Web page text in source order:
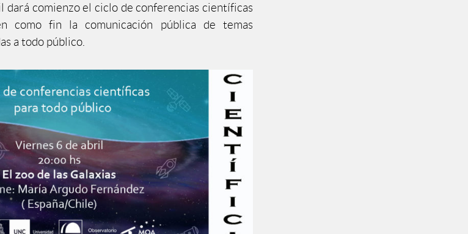
dará comienzo el ciclo de conferencias científicas
como fin la comunicación pública de temas
a todo público.